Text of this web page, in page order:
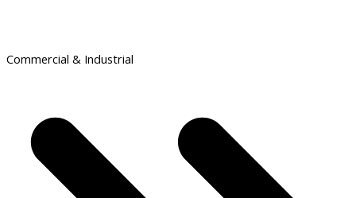
Commercial & Industrial